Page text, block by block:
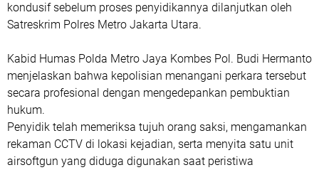
kondusif sebelum proses penyidikannya dilanjutkan oleh
Satreskrim Polres Metro Jakarta Utara.
Kabid Humas Polda Metro Jaya Kombes Pol. Budi Hermanto
menjelaskan bahwa kepolisian menangani perkara tersebut
secara profesional dengan mengedepankan pembuktian
hukum.
‎Penyidik telah memeriksa tujuh orang saksi, mengamankan
rekaman CCTV di lokasi kejadian, serta menyita satu unit
airsoftgun yang diduga digunakan saat peristiwa